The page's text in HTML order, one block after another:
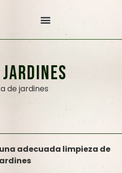
jardines
de jardines
adecuada limpieza de